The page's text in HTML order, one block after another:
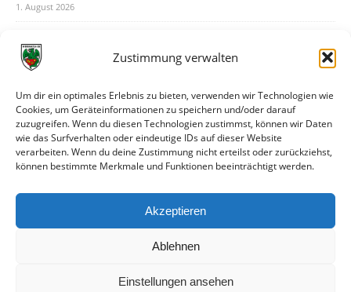
Zustimmung verwalten
Um dir ein optimales Erlebnis zu bieten, verwenden wir Technologien wie
Cookies, um Geräteinformationen zu speichern und/oder darauf
zuzugreifen. Wenn du diesen Technologien zustimmst, können wir Daten
wie das Surfverhalten oder eindeutige IDs auf dieser Website
verarbeiten. Wenn du deine Zustimmung nicht erteilst oder zurückziehst,
können bestimmte Merkmale und Funktionen beeinträchtigt werden.
Akzeptieren
Ablehnen
Einstellungen ansehen
1. August 2026
31. Juli 2026
30. Juli 2026
Deine Spielminute: 89+1
28. Juli 2026
Neuer Rückensponsor
Neue Podcast-Folge: So tickt Björn!
27. Juli 2026